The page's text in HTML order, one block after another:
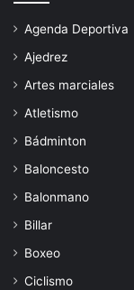
Agenda Deportiva
Ajedrez
Artes marciales
Atletismo
Bádminton
Baloncesto
Balonmano
Billar
Boxeo
Ciclismo